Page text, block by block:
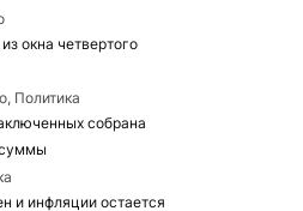
окна четвертого
Политика
собрана
суммы
и инфляции остается